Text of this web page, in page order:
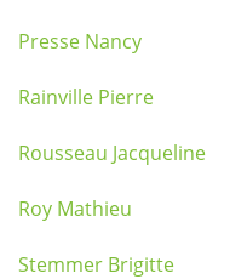
Presse Nancy
Rainville Pierre
Rousseau Jacqueline
Roy Mathieu
Stemmer Brigitte